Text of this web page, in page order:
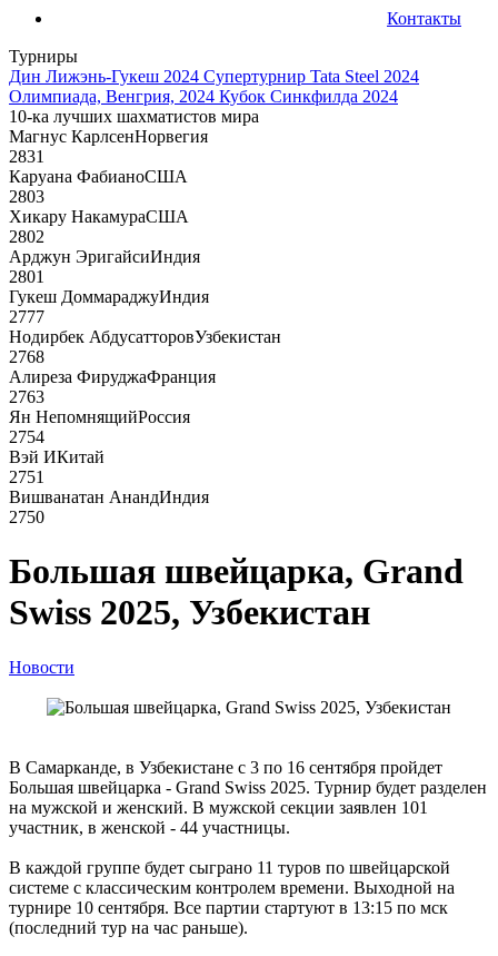
Контакты
Турниры
Дин Лижэнь-Гукеш 2024 Супертурнир Tata Steel 2024
Олимпиада, Венгрия, 2024 Кубок Синкфилда 2024
10-ка лучших шахматистов мира
Магнус КарлсенНорвегия
2831
Каруана ФабианоСША
2803
Хикару НакамураСША
2802
Арджун ЭригайсиИндия
2801
Гукеш ДоммараджуИндия
2777
Нодирбек АбдусатторовУзбекистан
2768
Алиреза ФируджаФранция
2763
Ян НепомнящийРоссия
2754
Вэй ИКитай
2751
Вишванатан АнандИндия
2750
Большая швейцарка, Grand
Swiss 2025, Узбекистан
Новости
В Самарканде, в Узбекистане с 3 по 16 сентября пройдет
Большая швейцарка - Grand Swiss 2025. Турнир будет разделен
на мужской и женский. В мужской секции заявлен 101
участник, в женской - 44 участницы.
В каждой группе будет сыграно 11 туров по швейцарской
системе с классическим контролем времени. Выходной на
турнире 10 сентября. Все партии стартуют в 13:15 по мск
(последний тур на час раньше).